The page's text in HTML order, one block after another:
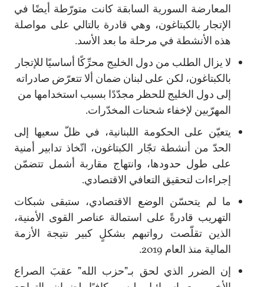
المعارضة السورية السابقة كانت متورّطة أيضًا في
الإتجار بالكبتاغون، وهي قادرة بالتالي على مواصلة
هذه الأنشطة في مرحلة ما بعد الأسد.
لا يزال الطلب من دول الخليج محرِّكًا أساسيًا للإتجار
بالكبتاغون، لكن على لبنان ضمان ألا تتعرّض صادراته
إلى دول الخليج للحظر مجدّدًا بسبب استخدامها من
المهرّبين لإخفاء شحنات المخدّرات.
يتعيّن على الحكومة اللبنانية، في ظلّ سعيها إلى
الحدّ من أنشطة تجّار الكبتاغون، اتّخاذ تدابير أمنية
على طول حدودها، وانتهاج مقاربة أشمل تتضمّن
إجراءات لتحقيق التعافي الاقتصادي.
ما لم يتحسّن الوضع الاقتصادي، ستبقى شبكات
التهريب قادرةً على استمالة عناصر القوى الأمنية،
الذين تقلّصت رواتبهم بشكلٍ كبير نتيجة الأزمة
المالية منذ العام 2019.
إن الضرر الذي لحق بـ"حزب الله" عقبَ الصراع